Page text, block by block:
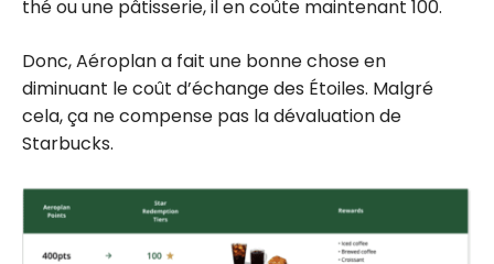
thé ou une pâtisserie, il en coûte maintenant 100.
Donc, Aéroplan a fait une bonne chose en
diminuant le coût d’échange des Étoiles. Malgré
cela, ça ne compense pas la dévaluation de
Starbucks.